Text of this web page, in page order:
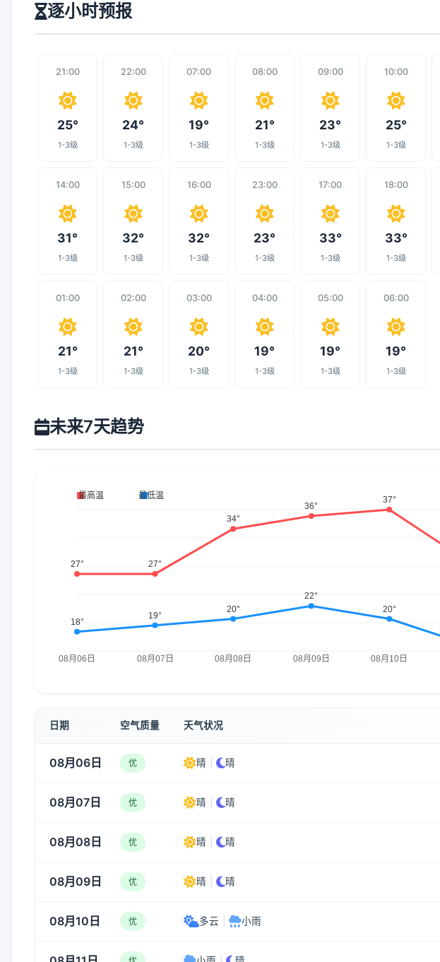
逐小时预报
21:00
25°
1-3级
22:00
24°
1-3级
07:00
19°
1-3级
08:00
21°
1-3级
09:00
23°
1-3级
10:00
25°
1-3级
14:00
31°
1-3级
15:00
32°
1-3级
16:00
32°
1-3级
23:00
23°
1-3级
17:00
33°
1-3级
18:00
33°
1-3级
01:00
21°
1-3级
02:00
21°
1-3级
03:00
20°
1-3级
04:00
19°
1-3级
05:00
19°
1-3级
06:00
19°
1-3级
未来7天趋势
日期 空气质量 天气状况
08月06日 优 晴 晴
08月07日 优 晴 晴
08月08日 优 晴 晴
08月09日 优 晴 晴
08月10日 优 多云 小雨